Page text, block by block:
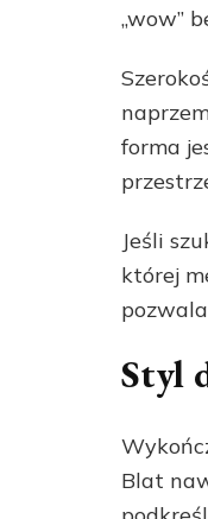
„wow”
forma
Jeśli
której
Styl
Blat